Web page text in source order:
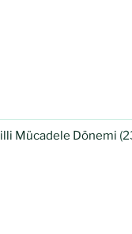
Mücadele Dönemi